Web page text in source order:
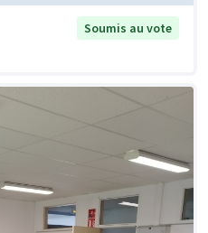
Soumis au vote